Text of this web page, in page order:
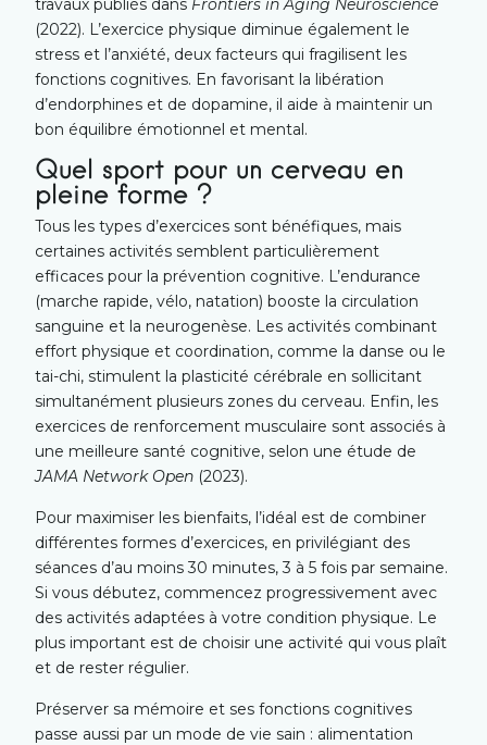
travaux publiés dans Frontiers in Aging Neuroscience
(2022). L’exercice physique diminue également le
stress et l’anxiété, deux facteurs qui fragilisent les
fonctions cognitives. En favorisant la libération
d’endorphines et de dopamine, il aide à maintenir un
bon équilibre émotionnel et mental.
Quel sport pour un cerveau en
pleine forme ?
Tous les types d’exercices sont bénéfiques, mais
certaines activités semblent particulièrement
efficaces pour la prévention cognitive. L’endurance
(marche rapide, vélo, natation) booste la circulation
sanguine et la neurogenèse. Les activités combinant
effort physique et coordination, comme la danse ou le
tai-chi, stimulent la plasticité cérébrale en sollicitant
simultanément plusieurs zones du cerveau. Enfin, les
exercices de renforcement musculaire sont associés à
une meilleure santé cognitive, selon une étude de
JAMA Network Open (2023).
Pour maximiser les bienfaits, l’idéal est de combiner
différentes formes d’exercices, en privilégiant des
séances d’au moins 30 minutes, 3 à 5 fois par semaine.
Si vous débutez, commencez progressivement avec
des activités adaptées à votre condition physique. Le
plus important est de choisir une activité qui vous plaît
et de rester régulier.
Préserver sa mémoire et ses fonctions cognitives
passe aussi par un mode de vie sain : alimentation